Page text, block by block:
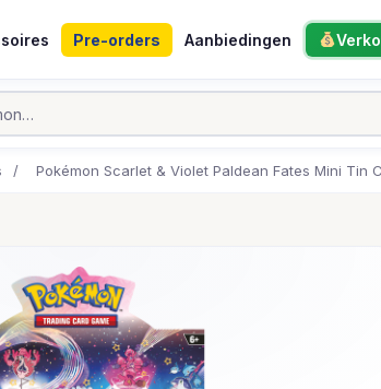
Pre-orders Aanbiedingen
/ Pokémon Scarlet & Violet Paldean Fates Mini Tin